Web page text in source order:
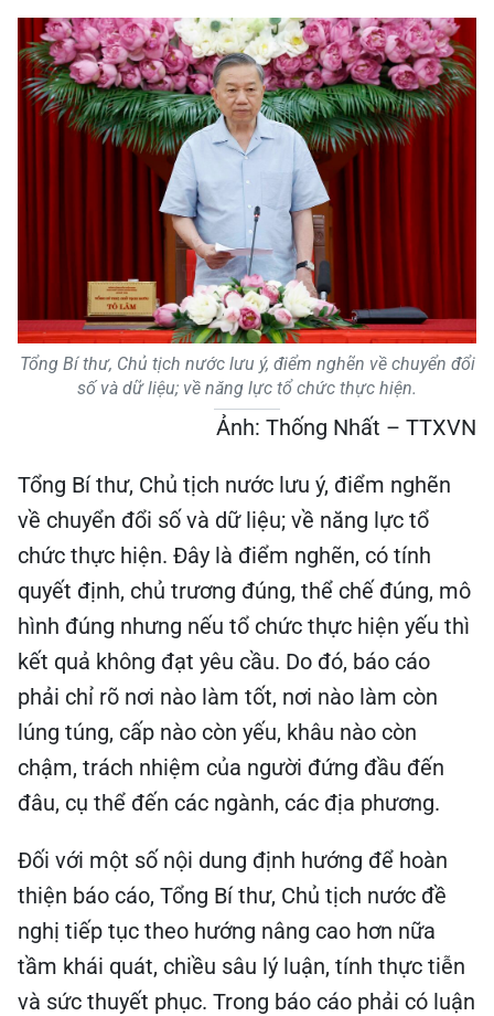
Tổng Bí thư, Chủ tịch nước lưu ý, điểm nghẽn về chuyển đổi
số và dữ liệu; về năng lực tổ chức thực hiện.
Ảnh: Thống Nhất – TTXVN
Tổng Bí thư, Chủ tịch nước lưu ý, điểm nghẽn
về chuyển đổi số và dữ liệu; về năng lực tổ
chức thực hiện. Đây là điểm nghẽn, có tính
quyết định, chủ trương đúng, thể chế đúng, mô
hình đúng nhưng nếu tổ chức thực hiện yếu thì
kết quả không đạt yêu cầu. Do đó, báo cáo
phải chỉ rõ nơi nào làm tốt, nơi nào làm còn
lúng túng, cấp nào còn yếu, khâu nào còn
chậm, trách nhiệm của người đứng đầu đến
đâu, cụ thể đến các ngành, các địa phương.
Đối với một số nội dung định hướng để hoàn
thiện báo cáo, Tổng Bí thư, Chủ tịch nước đề
nghị tiếp tục theo hướng nâng cao hơn nữa
tầm khái quát, chiều sâu lý luận, tính thực tiễn
và sức thuyết phục. Trong báo cáo phải có luận